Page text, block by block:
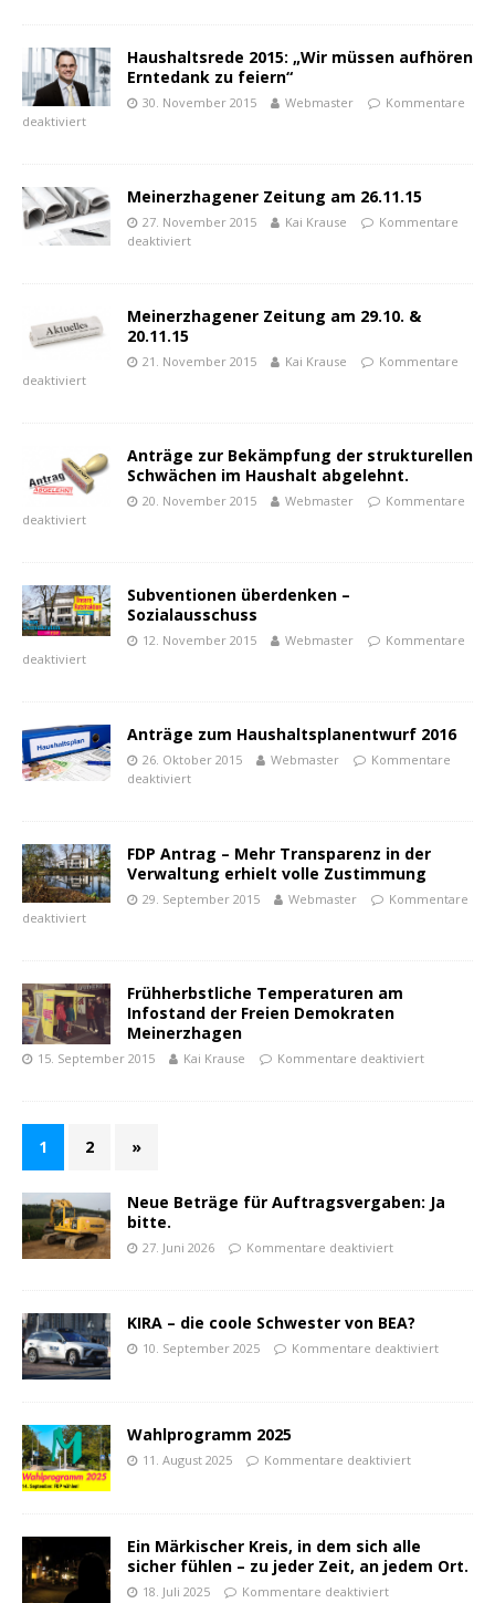
Haushaltsrede 2015: „Wir müssen aufhören
Erntedank zu feiern“
30. November 2015 Webmaster
Kommentare
deaktiviert
Meinerzhagener Zeitung am 26.11.15
27. November 2015 Kai Krause
Kommentare
deaktiviert
Meinerzhagener Zeitung am 29.10. &
20.11.15
21. November 2015 Kai Krause
Kommentare
deaktiviert
Anträge zur Bekämpfung der strukturellen
Schwächen im Haushalt abgelehnt.
20. November 2015 Webmaster
Kommentare
deaktiviert
Subventionen überdenken –
Sozialausschuss
12. November 2015 Webmaster
Kommentare
deaktiviert
Anträge zum Haushaltsplanentwurf 2016
26. Oktober 2015 Webmaster
Kommentare
deaktiviert
FDP Antrag – Mehr Transparenz in der
Verwaltung erhielt volle Zustimmung
29. September 2015 Webmaster
Kommentare
deaktiviert
Frühherbstliche Temperaturen am
Infostand der Freien Demokraten
Meinerzhagen
15. September 2015 Kai Krause Kommentare deaktiviert
1 2 »
Neue Beträge für Auftragsvergaben: Ja
bitte.
27. Juni 2026 Kommentare deaktiviert
KIRA – die coole Schwester von BEA?
10. September 2025 Kommentare deaktiviert
Wahlprogramm 2025
11. August 2025 Kommentare deaktiviert
Ein Märkischer Kreis, in dem sich alle
sicher fühlen – zu jeder Zeit, an jedem Ort.
18. Juli 2025 Kommentare deaktiviert